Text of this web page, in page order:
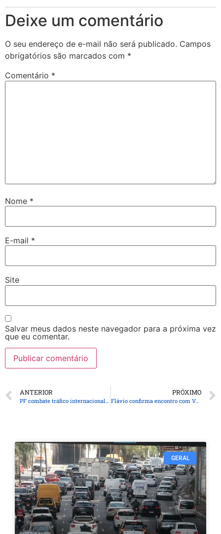
Deixe um comentário
O seu endereço de e-mail não será publicado. Campos
obrigatórios são marcados com *
Comentário *
Nome *
E-mail *
Site
Salvar meus dados neste navegador para a próxima vez
que eu comentar.
ANTERIOR
PF combate tráfico internacional de drogas em 10 cidades catarinenses
PRÓXIMO
Flávio confirma encontro com Vorcaro após banqueiro ter sido preso
GERAL